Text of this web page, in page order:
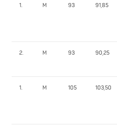
1. M 93 91,85
2. M 93 90,25
1. M 105 103,50